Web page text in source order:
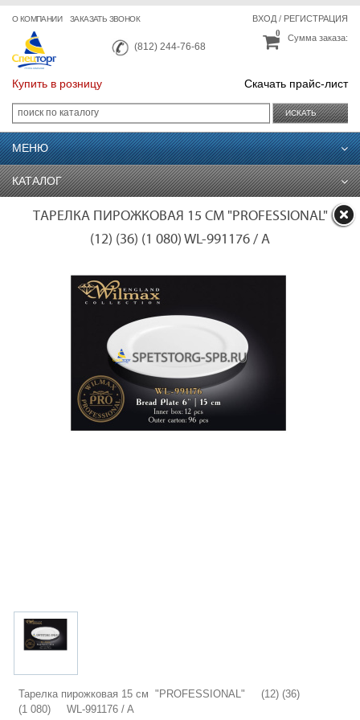
О КОМПАНИИ ЗАКАЗАТЬ ЗВОНОК
(812) 244-76-68
ВХОД/ РЕГИСТРАЦИЯ
Сумма заказа:
0
Купить в розницу Скачать прайс-лист
ИСКАТЬ
МЕНЮ
КАТАЛОГ
ТАРЕЛКА ПИРОЖКОВАЯ 15 СМ "PROFESSIONAL"
(12) (36) (1 080) WL-991176 / A
Тарелка пирожковая 15 см "PROFESSIONAL" (12) (36)
(1 080) WL-991176 / A